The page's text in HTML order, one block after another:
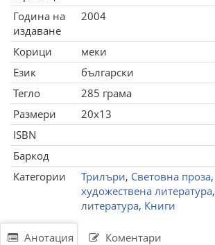
Година на
издаване
2004
Корици
меки
Език
български
Тегло
285 грама
Размери
20x13
ISBN
Баркод
Категории
Трилъри, Световна проза,
художествена литература,
литература, Книги
Анотация Коментари